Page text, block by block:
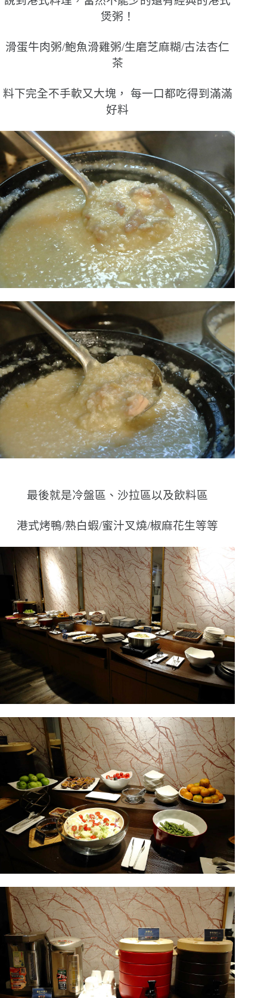
煲粥！
滑蛋牛肉粥/鮑魚滑雞粥/生磨芝麻糊/古法杏仁
茶
料下完全不手軟又大塊， 每一口都吃得到滿滿
好料
最後就是冷盤區、沙拉區以及飲料區
港式烤鴨/熟白蝦/蜜汁叉燒/椒麻花生等等